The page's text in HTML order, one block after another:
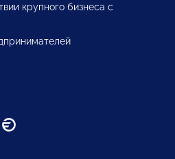
крупного бизнеса с